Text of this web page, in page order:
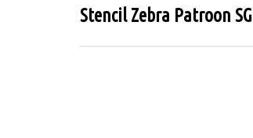
Stencil Zebra Patroon SG